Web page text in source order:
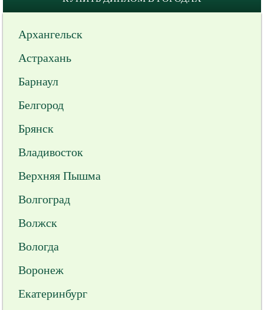
Архангельск
Астрахань
Барнаул
Белгород
Брянск
Владивосток
Верхняя Пышма
Волгоград
Волжск
Вологда
Воронеж
Екатеринбург